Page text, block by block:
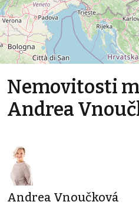
Nemovitosti
Andrea
Andrea Vnoučková